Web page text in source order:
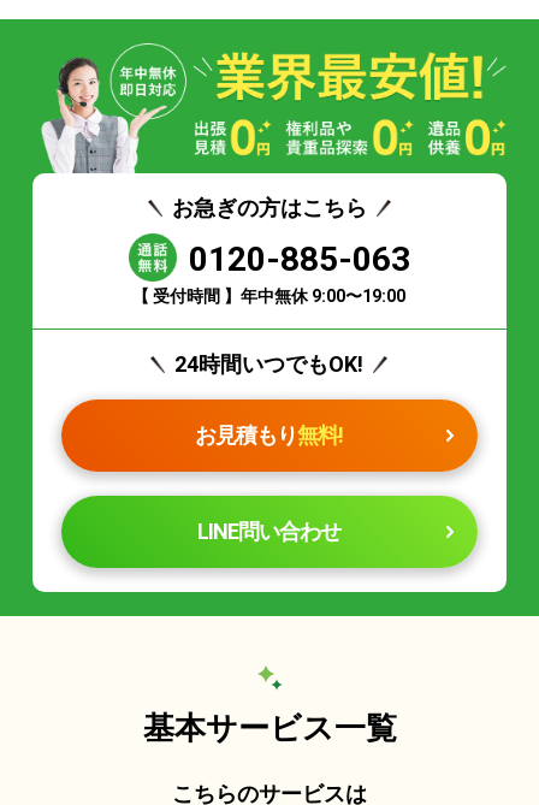
お急ぎの方はこちら
0120-885-063
【 受付時間 】年中無休 9:00〜19:00
24時間いつでもOK!
お見積もり無料!
LINE問い合わせ
基本サービス一覧
こちらのサービスは